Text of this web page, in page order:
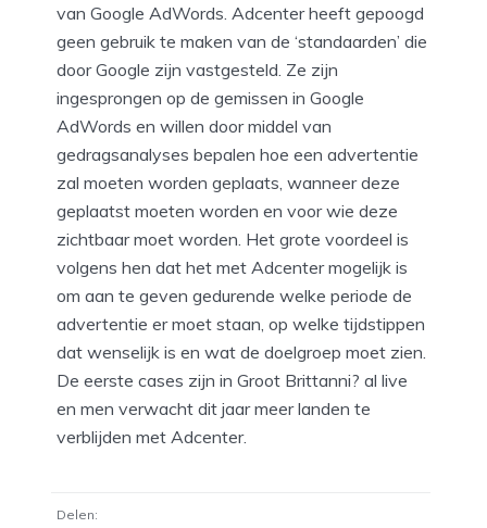
van Google AdWords. Adcenter heeft gepoogd
geen gebruik te maken van de ‘standaarden’ die
door Google zijn vastgesteld. Ze zijn
ingesprongen op de gemissen in Google
AdWords en willen door middel van
gedragsanalyses bepalen hoe een advertentie
zal moeten worden geplaats, wanneer deze
geplaatst moeten worden en voor wie deze
zichtbaar moet worden. Het grote voordeel is
volgens hen dat het met Adcenter mogelijk is
om aan te geven gedurende welke periode de
advertentie er moet staan, op welke tijdstippen
dat wenselijk is en wat de doelgroep moet zien.
De eerste cases zijn in Groot Brittanni? al live
en men verwacht dit jaar meer landen te
verblijden met Adcenter.
Delen: